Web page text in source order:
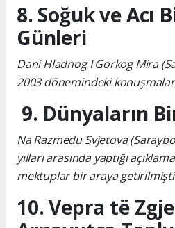
8. Soğuk ve Acı
Günleri
Dani Hladnog I Gorkog Mira
2003 dönemindeki
9. Dünyaların
Na Razmedu Svjetova
yılları arasında yaptığı
mektuplar bir araya
10. Vepra të